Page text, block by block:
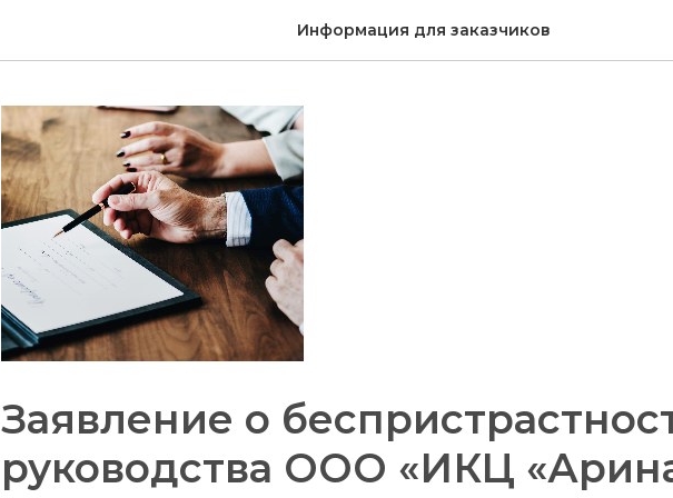
Информация для заказчиков
Заявление о
руководства ООО «ИКЦ